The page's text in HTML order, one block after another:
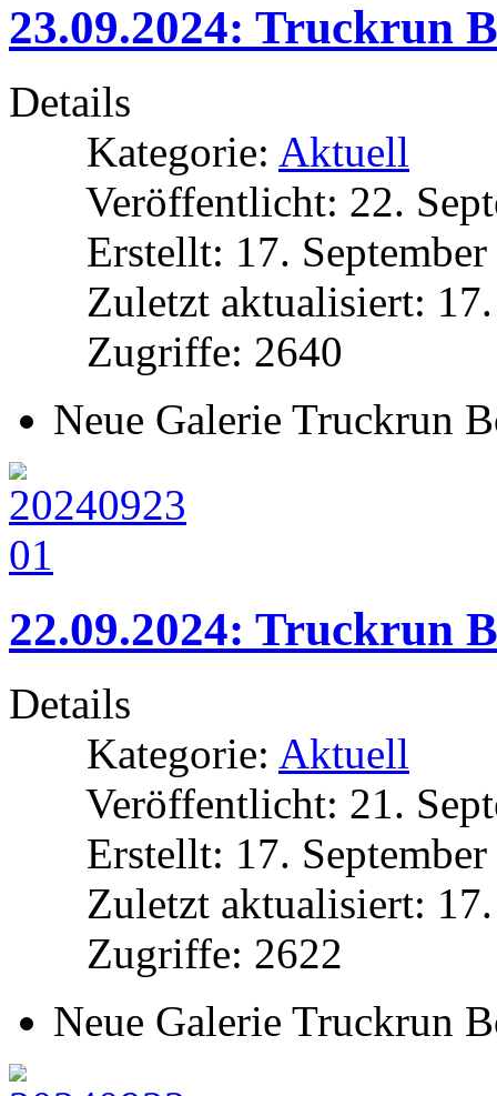
23.09.2024: Truckrun
Details
Kategorie: Aktuell
Veröffentlicht: 22.
Erstellt: 17.
Zuletzt aktualisiert:
Zugriffe: 2640
Neue Galerie Truckrun
22.09.2024: Truckrun
Details
Kategorie: Aktuell
Veröffentlicht: 21.
Erstellt: 17.
Zuletzt aktualisiert:
Zugriffe: 2622
Neue Galerie Truckrun